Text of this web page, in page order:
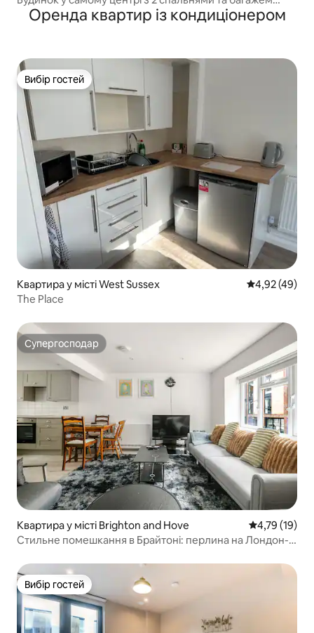
характеру
Оренда квартир із кондиціонером
Вибір гостей
Вибір гостей
Квартира у місті West Sussex Середня
4,92 (49)
The Place
Супергосподар
Супергосподар
Квартира у місті Brighton and Hove Середня
4,79 (19)
Стильне помешкання в Брайтоні: перлина на Лондон-
Вибір гостей
Вибір гостей